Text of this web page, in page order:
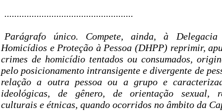
....................................................
Parágrafo único. Compete, ainda, à Delegacia
Homicídios e Proteção à Pessoa (DHPP) reprimir,
crimes de homicídio tentados ou consumados,
pelo posicionamento intransigente e divergente de
relação a outra pessoa ou a grupo e
ideológicas, de gênero, de orientação sexual,
culturais e étnicas, quando ocorridos no âmbito da